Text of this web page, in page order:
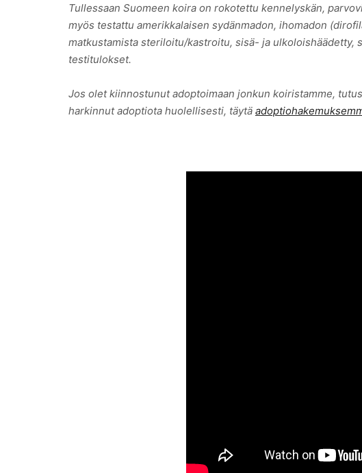
Tullessaan Suomeen koira on rokotettu kennelyskän,
myös testattu amerikkalaisen sydänmadon, ihomadon
matkustamista steriloitu/kastroitu, sisä- ja ulkoloishäädetty,
testitulokset.
Jos olet kiinnostunut adoptoimaan jonkun koiristamme,
harkinnut adoptiota huolellisesti, täytä